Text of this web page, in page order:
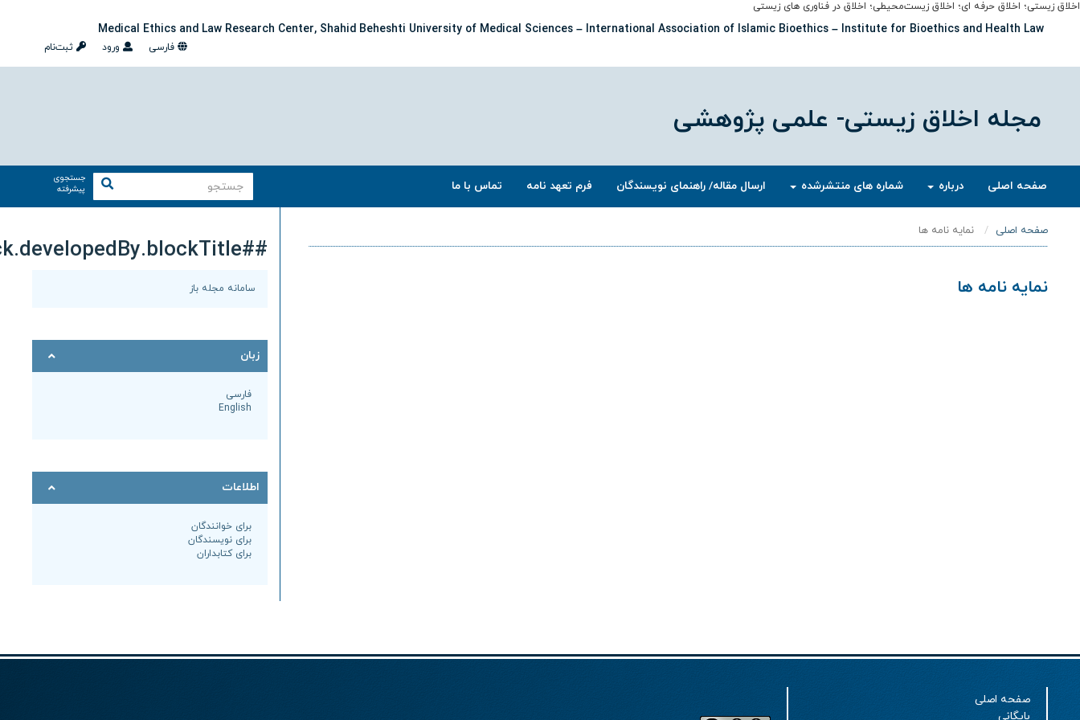
اخلاق زیستی؛ اخلاق حرفه ای؛ اخلاق زیست‌محیطی؛ اخلاق در فناوری های زیستی
Medical Ethics and Law Research Center, Shahid Beheshti University of Medical Sciences – International Association of Islamic Bioethics – Institute for Bioethics and Health Law
ثبت‌نام ورود فارسی
مجله اخلاق زیستی- علمی پژوهشی
صفحه اصلی درباره شماره های منتشرشده ارسال مقاله/ راهنمای نویسندگان فرم تعهد نامه تماس با ما
جستجوی
پیشرفته
صفحه اصلی نمایه نامه ها
نمایه نامه ها
##plugins.block.developedBy.blockTitle##
سامانه مجله باز
زبان
فارسی
English
اطلاعات
برای خوانندگان
برای نویسندگان
برای کتابداران
صفحه اصلی
بایگانی